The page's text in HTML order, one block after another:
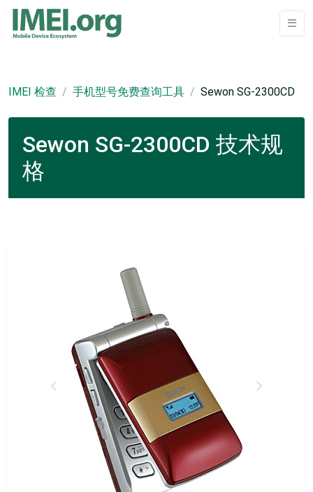
IMEI 检查 手机型号免费查询工具 Sewon SG-2300CD
Sewon SG-2300CD 技术规
格